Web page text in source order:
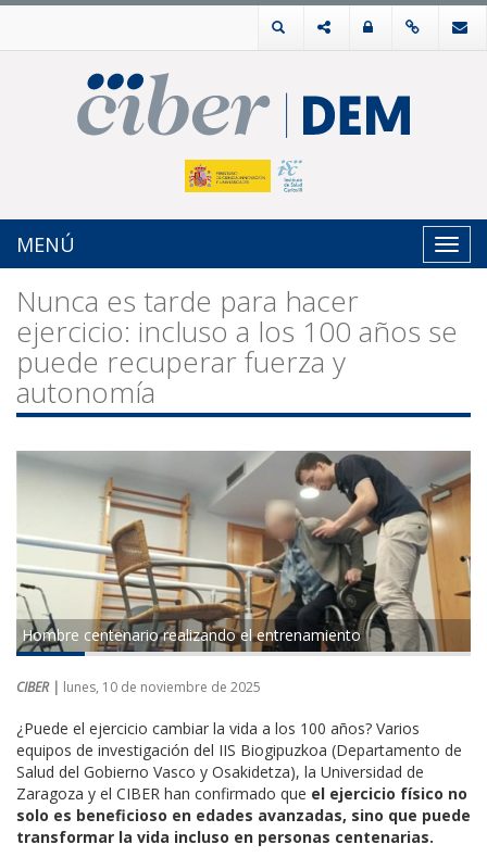
MENÚ
Nunca es tarde para hacer
ejercicio: incluso a los 100 años se
puede recuperar fuerza y
autonomía
Hombre centenario realizando el entrenamiento
CIBER | lunes, 10 de noviembre de 2025
¿Puede el ejercicio cambiar la vida a los 100 años? Varios
equipos de investigación del IIS Biogipuzkoa (Departamento de
Salud del Gobierno Vasco y Osakidetza), la Universidad de
Zaragoza y el CIBER han confirmado que el ejercicio físico no
solo es beneficioso en edades avanzadas, sino que puede
transformar la vida incluso en personas centenarias.